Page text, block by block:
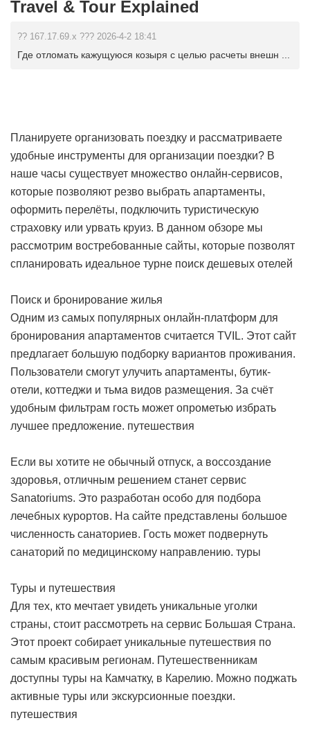
Travel & Tour Explained
?? 167.17.69.x ??? 2026-4-2 18:41
Где отломать кажущуюся козыря с целью расчеты внешн ...
Планируете организовать поездку и рассматриваете
удобные инструменты для организации поездки? В
наше часы существует множество онлайн-сервисов,
которые позволяют резво выбрать апартаменты,
оформить перелёты, подключить туристическую
страховку или урвать круиз. В данном обзоре мы
рассмотрим востребованные сайты, которые позволят
спланировать идеальное турне поиск дешевых отелей
Поиск и бронирование жилья
Одним из самых популярных онлайн-платформ для
бронирования апартаментов считается TVIL. Этот сайт
предлагает большую подборку вариантов проживания.
Пользователи смогут улучить апартаменты, бутик-
отели, коттеджи и тьма видов размещения. За счёт
удобным фильтрам гость может опрометью избрать
лучшее предложение. путешествия
Если вы хотите не обычный отпуск, а воссоздание
здоровья, отличным решением станет сервис
Sanatoriums. Это разработан особо для подбора
лечебных курортов. На сайте представлены большое
численность санаториев. Гость может подвернуть
санаторий по медицинскому направлению. туры
Туры и путешествия
Для тех, кто мечтает увидеть уникальные уголки
страны, стоит рассмотреть на сервис Большая Страна.
Этот проект собирает уникальные путешествия по
самым красивым регионам. Путешественникам
доступны туры на Камчатку, в Карелию. Можно поджать
активные туры или экскурсионные поездки.
путешествия